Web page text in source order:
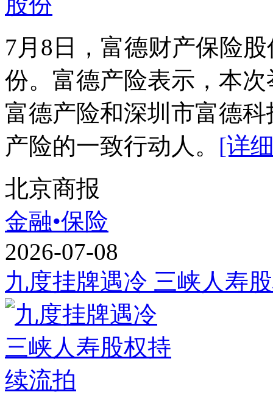
7月8日，富德财产保险
份。富德产险表示，本
富德产险和深圳市富德
产险的一致行动人。 [详
北京商报
金融•保险
2026-07-08
九度挂牌遇冷 三峡人寿